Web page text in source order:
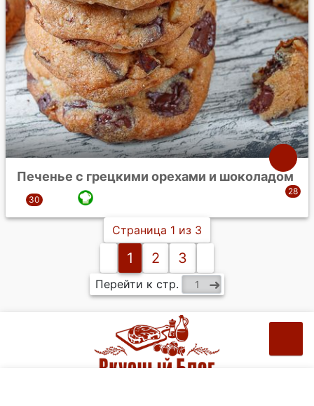
Печенье с грецкими орехами и шоколадом
Страница 1 из 3
1 2 3
Перейти к стр.